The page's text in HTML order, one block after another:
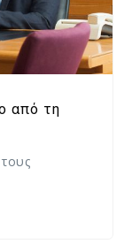
από τη